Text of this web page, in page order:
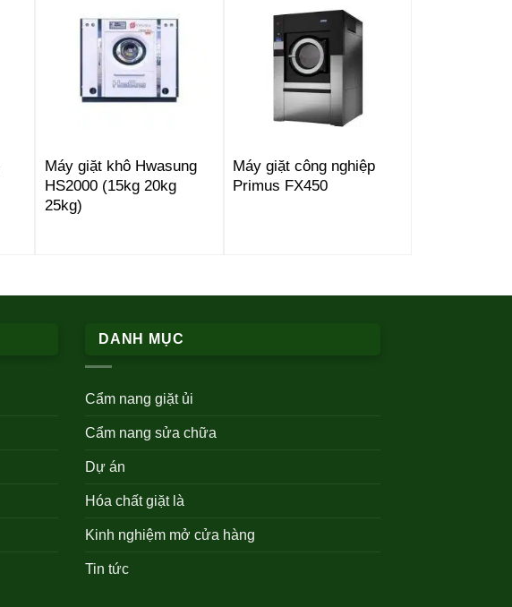
Máy giặt khô Hwasung
HS2000 (15kg 20kg
25kg)
Máy giặt công nghiệp
Primus FX450
DANH MỤC
Cẩm nang giặt ủi
Cẩm nang sửa chữa
Dự án
Hóa chất giặt là
Kinh nghiệm mở cửa hàng
Tin tức